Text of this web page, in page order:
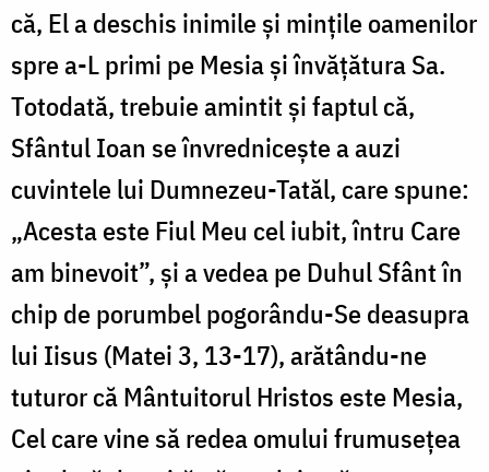
că, El a deschis inimile și mințile oamenilor
spre a-L primi pe Mesia și învățătura Sa.
Totodată, trebuie amintit și faptul că,
Sfântul Ioan se învrednicește a auzi
cuvintele lui Dumnezeu-Tatăl, care spune:
„Acesta este Fiul Meu cel iubit, întru Care
am binevoit”, și a vedea pe Duhul Sfânt în
chip de porumbel pogorându-Se deasupra
lui Iisus (Matei 3, 13-17), arătându-ne
tuturor că Mântuitorul Hristos este Mesia,
Cel care vine să redea omului frumusețea